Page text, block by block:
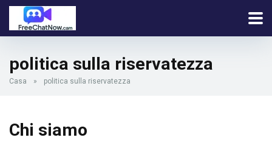
politica sulla riservatezza
Casa » politica sulla riservatezza
Chi siamo